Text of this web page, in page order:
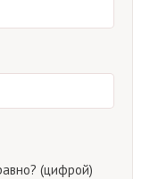
(цифрой)